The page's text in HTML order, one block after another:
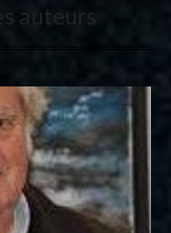
auteurs